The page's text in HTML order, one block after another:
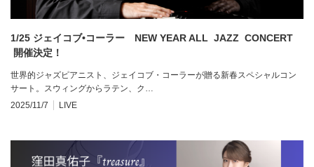
1/25 ジェイコブ•コーラー NEW YEAR ALL JAZZ CONCERT
開催決定！
世界的ジャズピアニスト、ジェイコブ・コーラーが贈る新春スペシャルコン
サート。スウィングからラテン、ク…
2025/11/7
LIVE